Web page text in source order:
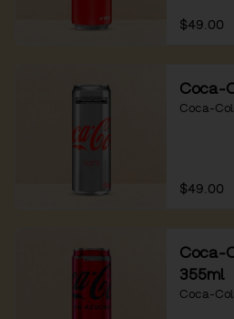
$49.00
Coca-
Coca-
$49.00
Coca-
355ml
Coca-